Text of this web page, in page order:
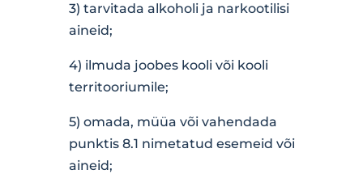
3) tarvitada alkoholi ja narkootilisi
aineid;
4) ilmuda joobes kooli või kooli
territooriumile;
5) omada, müüa või vahendada
punktis 8.1 nimetatud esemeid või
aineid;